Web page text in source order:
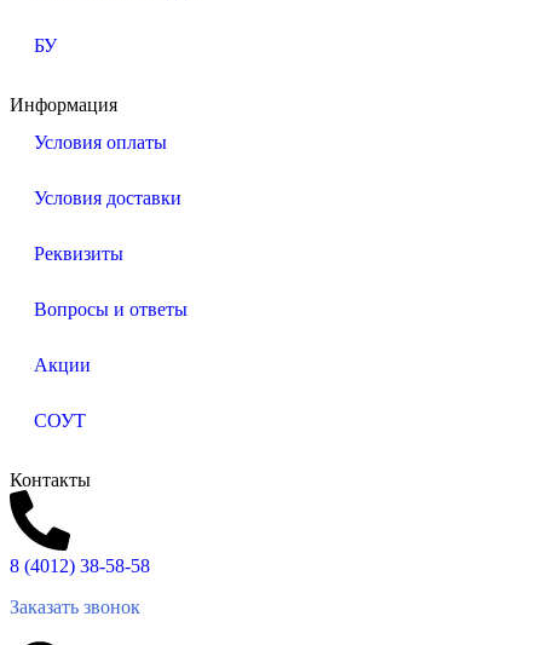
БУ
Информация
Условия оплаты
Условия доставки
Реквизиты
Вопросы и ответы
Акции
СОУТ
Контакты
8 (4012) 38-58-58
Заказать звонок